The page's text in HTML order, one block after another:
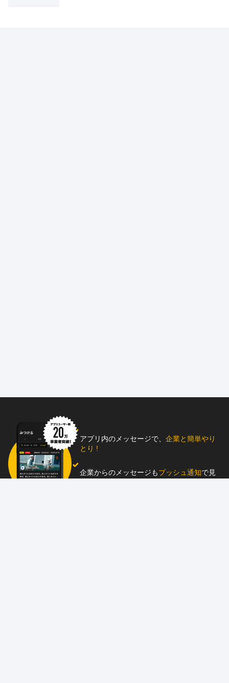
アプリ内のメッセージで、 企業と簡単やり
とり !
企業からのメッセージもプッシュ通知で見